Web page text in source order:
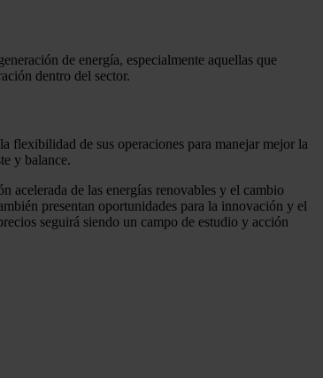
de energía, especialmente aquellas que
dentro del sector.
flexibilidad de sus operaciones para manejar mejor la
y balance.
acelerada de las energías renovables y el cambio
presentan oportunidades para la innovación y el
seguirá siendo un campo de estudio y acción